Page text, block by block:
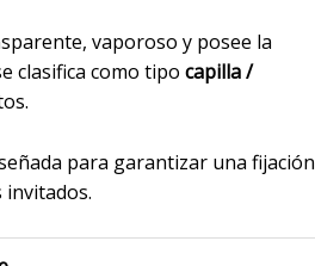
vaporoso y posee la
clasifica como tipo capilla /
para garantizar una fijación